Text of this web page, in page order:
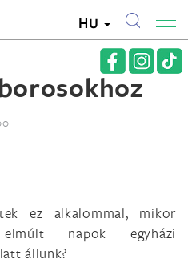
HU
ez alkalommal, mikor
napok egyházi
állunk?